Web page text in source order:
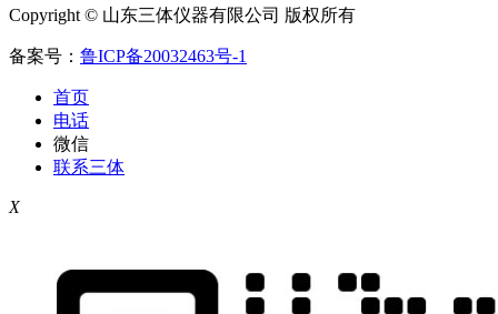
Copyright © 山东三体仪器有限公司 版权所有
备案号： 鲁ICP备20032463号-1
首页
电话
微信
联系三体
X